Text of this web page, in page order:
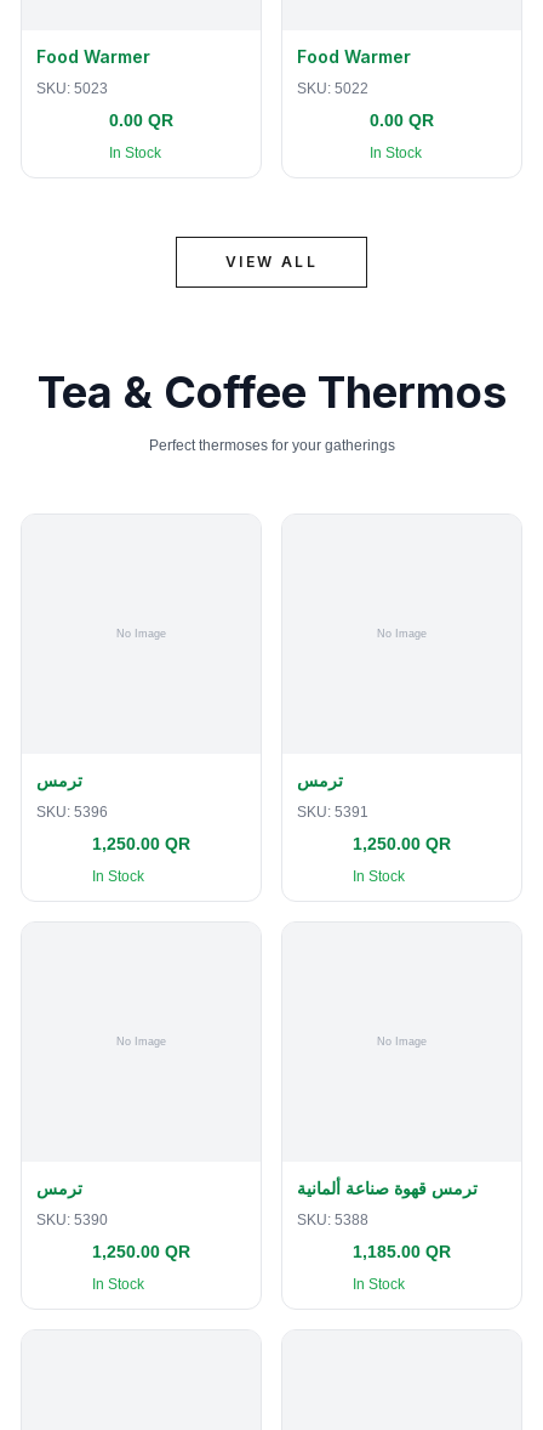
Food Warmer
SKU: 5023
0.00 QR
In Stock
Food Warmer
SKU: 5022
0.00 QR
In Stock
VIEW ALL
Tea & Coffee Thermos
Perfect thermoses for your gatherings
ترمس
SKU: 5396
1,250.00 QR
In Stock
ترمس
SKU: 5391
1,250.00 QR
In Stock
ترمس
SKU: 5390
1,250.00 QR
In Stock
ترمس قهوة صناعة ألمانية
SKU: 5388
1,185.00 QR
In Stock